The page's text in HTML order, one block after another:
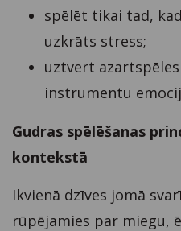
spēlēt tikai tad,
uzkrāts stress;
uztvert
instrumentu
Gudras spēlēšanas
kontekstā
Ikvienā dzīves jomā
rūpējamies par miegu,